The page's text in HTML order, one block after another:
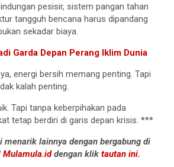
pesisir, sistem pangan tahan
tangguh bencana harus dipandang
sekadar biaya.
Garda Depan Perang Iklim Dunia
energi bersih memang penting. Tapi
kalah penting.
Tapi tanpa keberpihakan pada
tetap berdiri di garis depan krisis. ***
menarik lainnya dengan bergabung di
Mulamula.iddengan klik tautan ini.